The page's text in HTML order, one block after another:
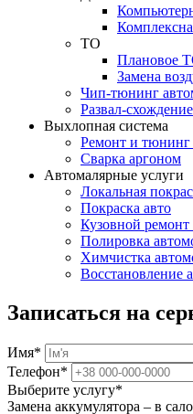
ТО
Плановое
Замена
Чип-тюнинг
Развал-схождение
Выхлопная система
Ремонт и
Сварка аргоном
Автомалярные услуги
Локальная
Покраска авто
Кузовной ремонт
Полировка
Химчистка
Восстановление
Записаться на
Имя*
Телефон*
Выберите услугу*
Замена аккумулятора – в